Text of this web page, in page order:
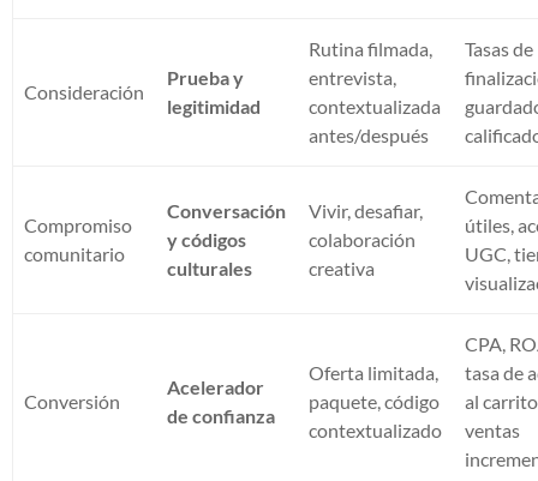
Consideración
Prueba y
legitimidad
Rutina filmada,
entrevista,
contextualizada
antes/después
Tasas de
Compromiso
comunitario
Conversación
y códigos
culturales
Vivir, desafiar,
colaboración
creativa
útiles,
UGC,
Conversión
Acelerador
de confianza
Oferta limitada,
paquete, código
contextualizado
CPA,
tasa de
al
ventas